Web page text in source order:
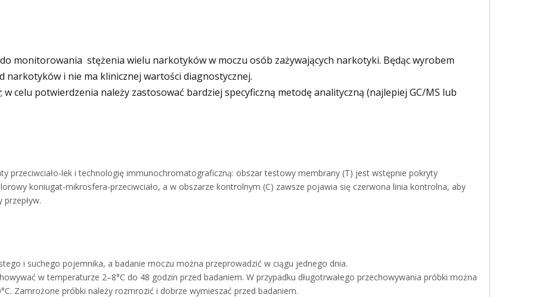
monitorowania stężenia wielu narkotyków w moczu osób zażywających narkotyki. Będąc wyrobem
narkotyków i nie ma klinicznej wartości diagnostycznej.
celu potwierdzenia należy zastosować bardziej specyficzną metodę analityczną (najlepiej GC/MS lub
przeciwciało-lek i technologię immunochromatograficzną: obszar testowy membrany (T) jest wstępnie pokryty
koniugat-mikrosfera-przeciwciało, a w obszarze kontrolnym (C) zawsze pojawia się czerwona linia kontrolna, aby
i suchego pojemnika, a badanie moczu można przeprowadzić w ciągu jednego dnia.
w temperaturze 2–8°C do 48 godzin przed badaniem. W przypadku długotrwałego przechowywania próbki można
Zamrożone próbki należy rozmrozić i dobrze wymieszać przed badaniem.